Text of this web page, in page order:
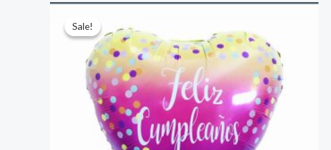
Sale!
Sale!
El
precio
original
era:
$ 4.000.
El
actual
es:
$ 2.800.